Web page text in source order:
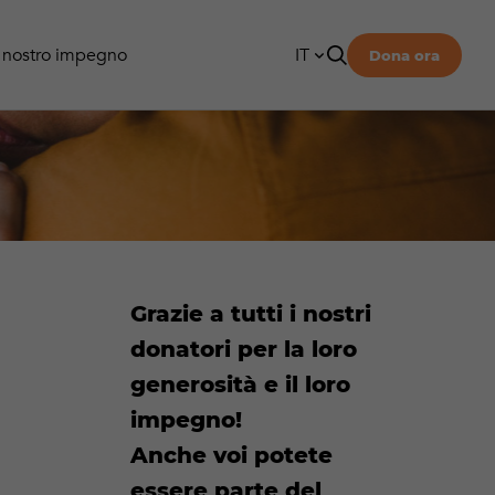
impegno
IT
RICERCA
Dona ora
Grazie a tutti i nostri
donatori per la loro
generosità e il loro
impegno!
Anche voi potete